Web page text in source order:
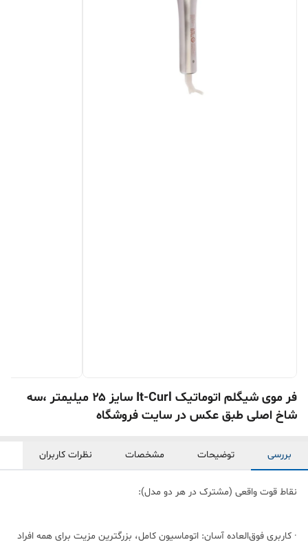
فر موی شیگلم اتوماتیک It-Curl سایز ۲۵ میلیمتر ،سه
شاخ اصلی طبق عکس در سایت فروشگاه
بررسی توضیحات مشخصات نظرات کاربران
نقاط قوت واقعی (مشترک در هر دو مدل):
· کاربری فوق‌العاده آسان: اتوماسیون کامل، بزرگترین مزیت برای همه افراد